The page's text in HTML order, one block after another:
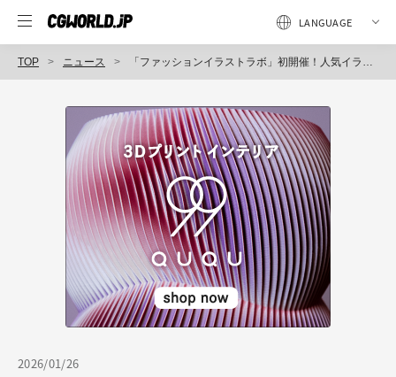
TOP ニュース 「ファッションイラストラボ」初開催！人気イラストレーターが描き方と表現の極意を徹底解説。2月15日オンライン開催
2026/01/26